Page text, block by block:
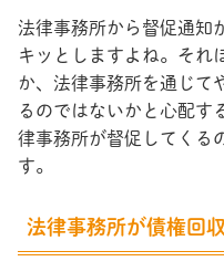
法律事務所から督促通知
キッとしますよね。それ
か、法律事務所を通じて
るのではないかと心配す
律事務所が督促してくる
す。
法律事務所が債権回